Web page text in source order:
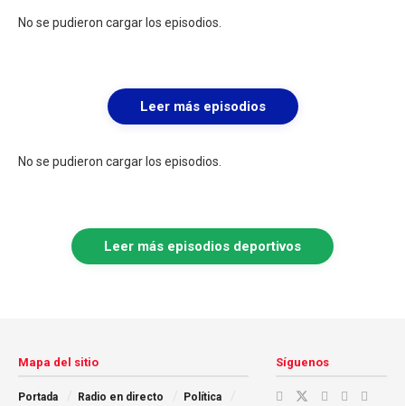
No se pudieron cargar los episodios.
Leer más episodios
No se pudieron cargar los episodios.
Leer más episodios deportivos
Mapa del sitio
Portada Radio en directo Política
Síguenos